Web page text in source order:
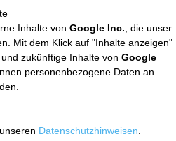
Inhalte von Google Inc. , die unser
Mit dem Klick auf "Inhalte anzeigen"
zukünftige Inhalte von Google
personenbezogene Daten an
Datenschutzhinweisen